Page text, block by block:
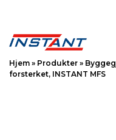
Hjem » Produkter »
forsterket, INSTANT MFS